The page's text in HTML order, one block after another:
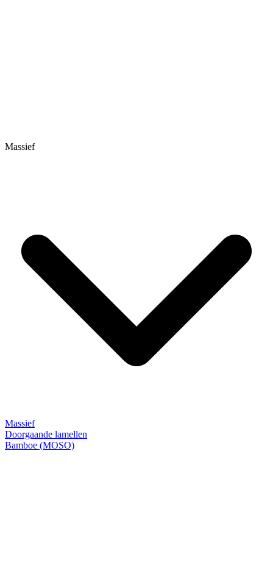
Massief
Massief
Doorgaande lamellen
Bamboe (MOSO)